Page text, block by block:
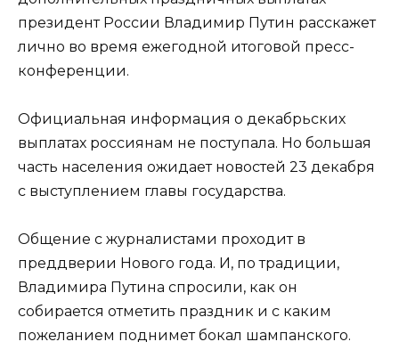
президент России Владимир Путин расскажет
лично во время ежегодной итоговой пресс-
конференции.
Официальная информация о декабрьских
выплатах россиянам не поступала. Но большая
часть населения ожидает новостей 23 декабря
с выступлением главы государства.
Общение с журналистами проходит в
преддверии Нового года. И, по традиции,
Владимира Путина спросили, как он
собирается отметить праздник и с каким
пожеланием поднимет бокал шампанского.